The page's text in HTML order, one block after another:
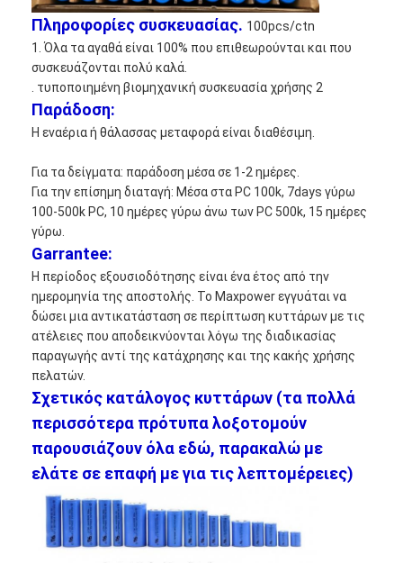
Αρχική μπαταρία λίθιου
υβριδική μπαταρία αυτοκινήτων
Πληροφορίες συσκευασίας. 100pcs/ctn
1. Όλα τα αγαθά είναι 100% που επιθεωρούνται και που
συσκευάζονται πολύ καλά.
. τυποποιημένη βιομηχανική συσκευασία χρήσης 2
Παράδοση:
Η εναέρια ή θάλασσας μεταφορά είναι διαθέσιμη.
Για τα δείγματα: παράδοση μέσα σε 1-2 ημέρες.
Για την επίσημη διαταγή: Μέσα στα PC 100k, 7days γύρω
100-500k PC, 10 ημέρες γύρω άνω των PC 500k, 15 ημέρες
γύρω.
Garrantee:
Η περίοδος εξουσιοδότησης είναι ένα έτος από την
ημερομηνία της αποστολής. Το Maxpower εγγυάται να
δώσει μια αντικατάσταση σε περίπτωση κυττάρων με τις
ατέλειες που αποδεικνύονται λόγω της διαδικασίας
παραγωγής αντί της κατάχρησης και της κακής χρήσης
πελατών.
Σχετικός κατάλογος κυττάρων (τα πολλά
περισσότερα πρότυπα λοξοτομούν
παρουσιάζουν όλα εδώ, παρακαλώ με
ελάτε σε επαφή με για τις λεπτομέρειες)